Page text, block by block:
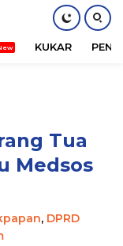
KUKAR
Tua
Medsos
, DPRD